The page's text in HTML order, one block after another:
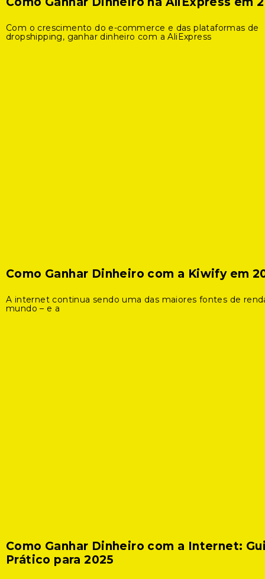
Com o crescimento do e-commerce e das plataformas de
dropshipping, ganhar dinheiro com a AliExpress
Como Ganhar Dinheiro com a Kiwify em
A internet continua sendo uma das maiores fontes de
mundo – e a
Como Ganhar Dinheiro com a Internet:
Prático para 2025